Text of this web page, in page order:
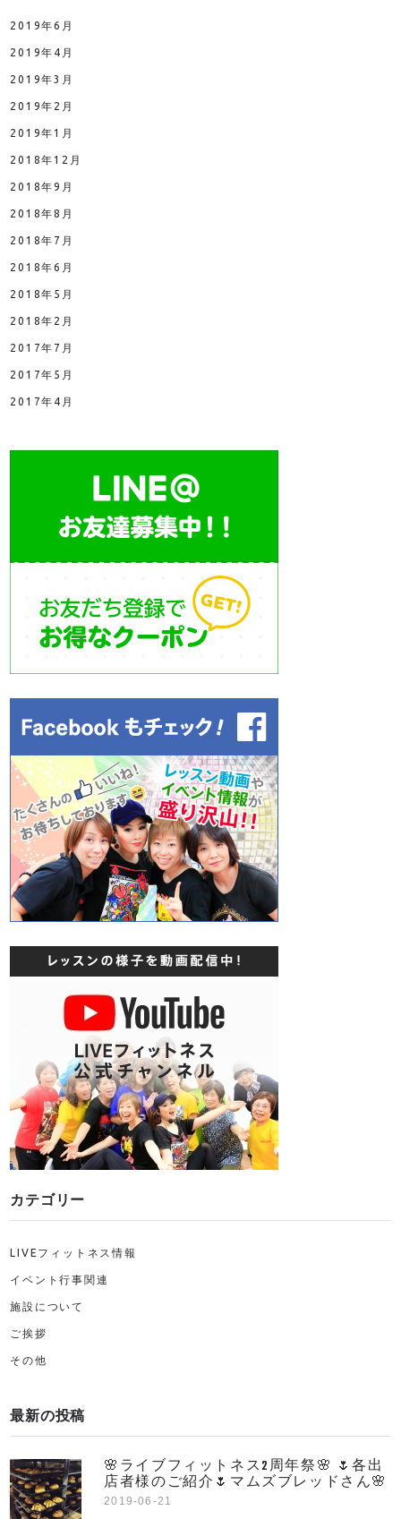
2019年6月
2019年4月
2019年3月
2019年2月
2019年1月
2018年12月
2018年9月
2018年8月
2018年7月
2018年6月
2018年5月
2018年2月
2017年7月
2017年5月
2017年4月
カテゴリー
LIVEフィットネス情報
イベント行事関連
施設について
ご挨拶
その他
最新の投稿
🌸ライブフィットネス2周年祭🌸 🌷各出
店者様のご紹介🌷マムズブレッドさん🌸
2019-06-21